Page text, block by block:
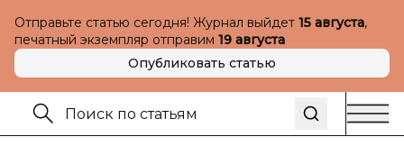
Отправьте статью сегодня! Журнал выйдет 15 августа,
печатный экземпляр отправим 19 августа
Опубликовать статью